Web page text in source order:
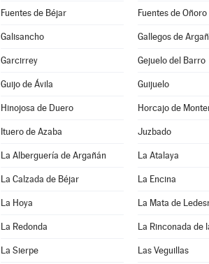
Fuentes de Béjar Fuentes de Oñoro
Galisancho Gallegos de
Garcirrey Gejuelo del Barro
Guijo de Ávila Guijuelo
Hinojosa de Duero Horcajo de
Ituero de Azaba Juzbado
La Alberguería de Argañán La Atalaya
La Calzada de Béjar La Encina
La Hoya La Mata de
La Redonda La Rinconada de
La Sierpe Las Veguillas